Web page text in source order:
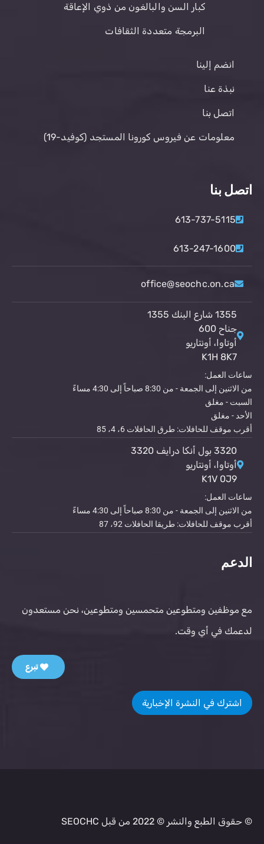
كبار السن والبالغون من ذوي الإعاقة
البرمجة متعددة الثقافات
انضم إلينا
نبذة عنا
اتصل بنا
معلومات عن فيروس كورونا المستجد (كوفيد-19)
اتصل بنا
613-737-5115
613-247-1600
office@seochc.on.ca
1355 شارع البنك 1355
جناح 600
أوتاوا، أونتاريو
K1H 8K7
ساعات العمل:
من الاثنين إلى الجمعة - من 8:30 صباحاً إلى 4:30 مساءً
السبت - مغلق
الأحد - مغلق
أقرب موقف للحافلات: طرق الحافلات 6، 4، 85
3320 بول أنكا درايف 3320
أوتاوا، أونتاريو
K1V 0J9
ساعات العمل:
من الاثنين إلى الجمعة - من 8:30 صباحاً إلى 4:30 مساءً
أقرب موقف للحافلات: طريقا الحافلات 92، 87
الدعم
مع موظفين ومتطوعين متحمسين ومتطوعين، نحن مستعدون
لدعمك في أي وقت.
تبرع
اشترك في النشرة الإخبارية
© حقوق الطبع والنشر © 2022 من قبل SEOCHC